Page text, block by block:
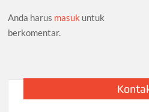
Anda harus masuk untuk
berkomentar.